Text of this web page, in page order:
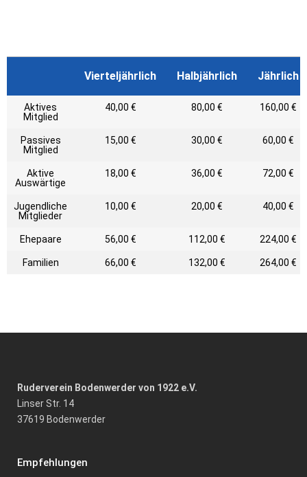
Vierteljährlich Halbjährlich Jährlich
Aktives
Mitglied
40,00 € 80,00 € 160,00 €
Passives
Mitglied
15,00 € 30,00 € 60,00 €
Aktive
Auswärtige
18,00 € 36,00 € 72,00 €
Jugendliche
Mitglieder
10,00 € 20,00 € 40,00 €
Ehepaare 56,00 € 112,00 € 224,00 €
Familien 66,00 € 132,00 € 264,00 €
Ruderverein Bodenwerder von 1922 e.V.
Linser Str. 14
37619 Bodenwerder
Empfehlungen